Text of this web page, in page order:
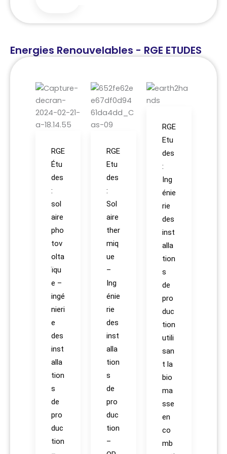
Energies Renouvelables - RGE ETUDES
RGE
Étu
des
:
sol
aire
pho
tov
olta
ïqu
e –
ingé
nieri
e
des
inst
alla
tion
s
de
pro
duc
tion
RGE
Etu
des
:
Sol
aire
ther
miq
ue
–
Ing
énie
rie
des
inst
alla
tion
s
de
pro
duc
tion
–
RGE
Etu
des
:
Ing
énie
rie
des
inst
alla
tion
s
de
pro
duc
tion
utili
san
t la
bio
ma
sse
en
co
mb